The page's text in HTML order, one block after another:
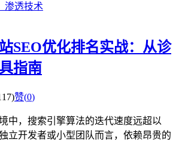
SEO优化排名实战：从诊
指南
赞(0)
中，搜索引擎算法的迭代速度远超以
立开发者或小型团队而言，依赖昂贵的